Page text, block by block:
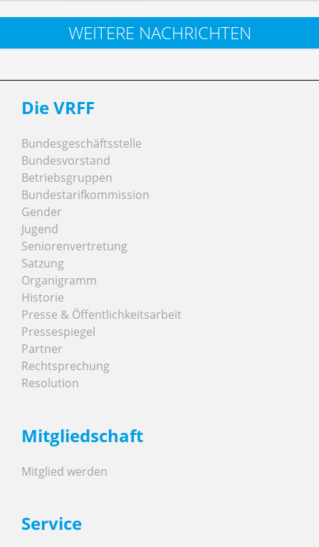
WEITERE NACHRICHTEN
Die VRFF
Bundesgeschäftsstelle
Bundesvorstand
Betriebsgruppen
Bundestarifkommission
Gender
Jugend
Seniorenvertretung
Satzung
Organigramm
Historie
Presse & Öffentlichkeitsarbeit
Pressespiegel
Partner
Rechtsprechung
Resolution
Mitgliedschaft
Mitglied werden
Service